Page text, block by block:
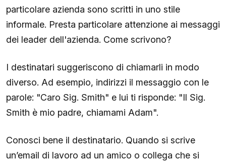
particolare azienda sono scritti in uno stile
informale. Presta particolare attenzione ai messaggi
dei leader dell'azienda. Come scrivono?
I destinatari suggeriscono di chiamarli in modo
diverso. Ad esempio, indirizzi il messaggio con le
parole: "Caro Sig. Smith" e lui ti risponde: "Il Sig.
Smith è mio padre, chiamami Adam".
Conosci bene il destinatario. Quando si scrive
un’email di lavoro ad un amico o collega che si